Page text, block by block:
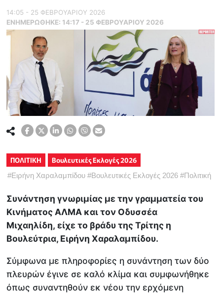
14:05 - 25 ΦΕΒΡΟΥΑΡΙΟΥ 2026
ΕΝΗΜΕΡΏΘΗΚΕ: 14:17 - 25 ΦΕΒΡΟΥΑΡΙΟΥ 2026
ΠΟΛΙΤΙΚΗ Βουλευτικές Εκλογές 2026
#Ειρήνη Χαραλαμπίδου #Βουλευτικές Εκλογές 2026 #Πολιτική
Συνάντηση γνωριμίας με την γραμματεία του
Κινήματος ΑΛΜΑ και τον Οδυσσέα
Μιχαηλίδη, είχε το βράδυ της Τρίτης η
Βουλεύτρια, Ειρήνη Χαραλαμπίδου.
Σύμφωνα με πληροφορίες η συνάντηση των δύο
πλευρών έγινε σε καλό κλίμα και συμφωνήθηκε
όπως συναντηθούν εκ νέου την ερχόμενη